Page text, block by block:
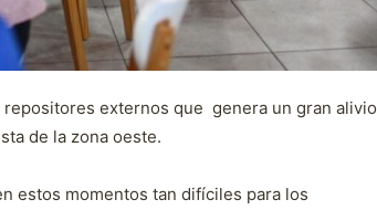
externos que genera un gran alivio
de la zona oeste.
estos momentos tan difíciles para los